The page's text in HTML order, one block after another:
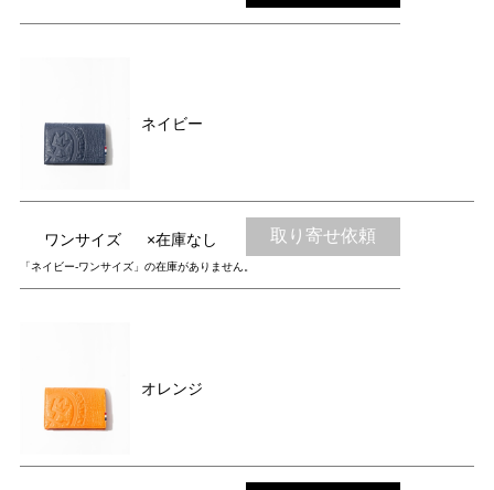
ネイビー
ワンサイズ ×在庫なし 取り寄せ依頼
「ネイビー-ワンサイズ」の在庫がありません。
オレンジ